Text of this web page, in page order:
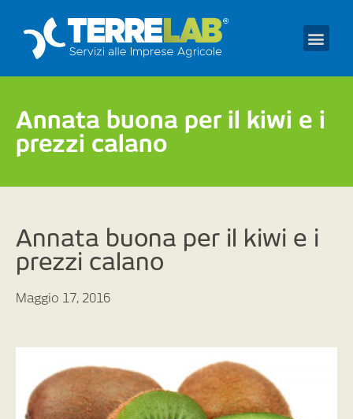
Annata buona per il kiwi e i
prezzi calano
Annata buona per il kiwi e i
prezzi calano
Maggio 17, 2016